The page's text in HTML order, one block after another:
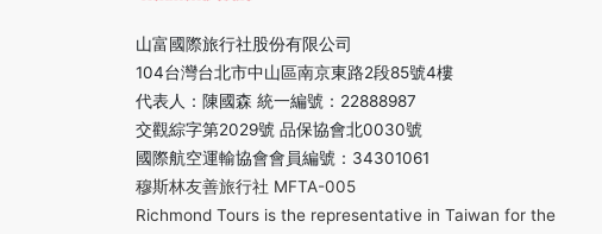
山富國際旅行社股份有限公司
104台灣台北市中山區南京東路2段85號4樓
代表人：陳國森 統一編號：22888987
交觀綜字第2029號 品保協會北0030號
國際航空運輸協會會員編號：34301061
穆斯林友善旅行社 MFTA-005
Richmond Tours is the representative in Taiwan for the